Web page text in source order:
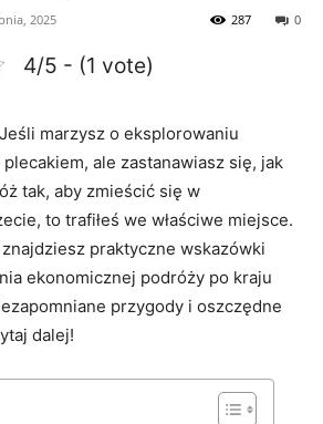
2025 0
287
4/5 - (1 vote)
marzysz o eksplorowaniu
ale zastanawiasz się, jak
tak, ⁢aby zmieścić się w
to trafiłeś we właściwe‌ miejsce.
praktyczne wskazówki
ekonomicznej podróży po kraju
przygody i oszczędne
dalej!